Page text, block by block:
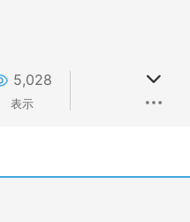
5,028
表示